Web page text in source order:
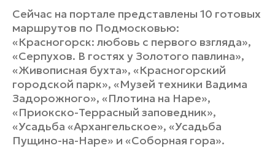
Сейчас на портале представлены 10 готовых
маршрутов по Подмосковью:
«Красногорск: любовь с первого взгляда»,
«Серпухов. В гостях у Золотого павлина»,
«Живописная бухта», «Красногорский
городской парк», «Музей техники Вадима
Задорожного», «Плотина на Наре»,
«Приокско-Террасный заповедник»,
«Усадьба «Архангельское», «Усадьба
Пущино-на-Наре» и «Соборная гора».